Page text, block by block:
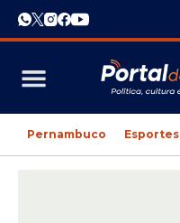
Pernambuco Esportes